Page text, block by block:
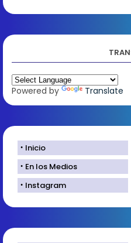
Powered by Translate
Inicio
En los Medios
Instagram